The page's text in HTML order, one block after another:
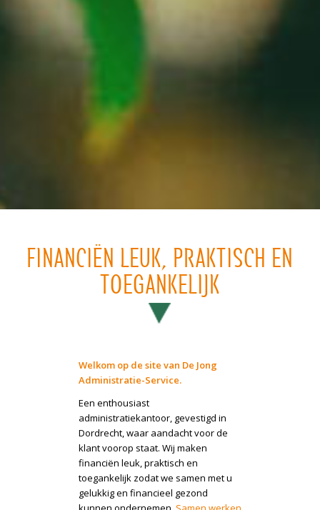
FINANCIËN LEUK, PRAKTISCH EN
TOEGANKELIJK
Welkom op de site van De Jong
Administratie-Service.
Een enthousiast
administratiekantoor, gevestigd in
Dordrecht, waar aandacht voor de
klant voorop staat. Wij maken
financiën leuk, praktisch en
toegankelijk zodat we samen met u
gelukkig en financieel gezond